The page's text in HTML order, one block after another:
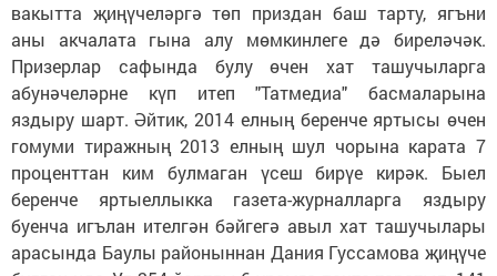
вакытта җиңүчеләргә төп приздан баш тарту, ягъни
аны акчалата гына алу мөмкинлеге дә биреләчәк.
Призерлар сафында булу өчен хат ташучыларга
абунәчеләрне күп итеп "Татмедиа" басмаларына
яздыру шарт. Әйтик, 2014 елның беренче яртысы өчен
гомуми тиражның 2013 елның шул чорына карата 7
проценттан ким булмаган үсеш бирүе кирәк. Быел
беренче яртыеллыкка газета-журналларга яздыру
буенча игълан ителгән бәйгегә авыл хат ташучылары
арасында Баулы районыннан Дания Гуссамова җиңүче